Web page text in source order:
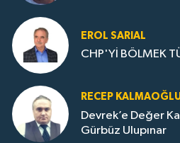
EROL SARIAL
CHP'Yİ BÖLMEK
RECEP
Devrek’e Değer
Gürbüz Ulupınar